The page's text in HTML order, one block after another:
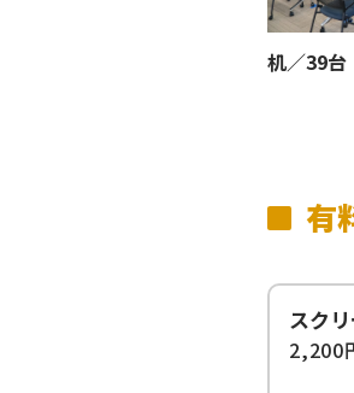
机／39台
有
スク
2,200